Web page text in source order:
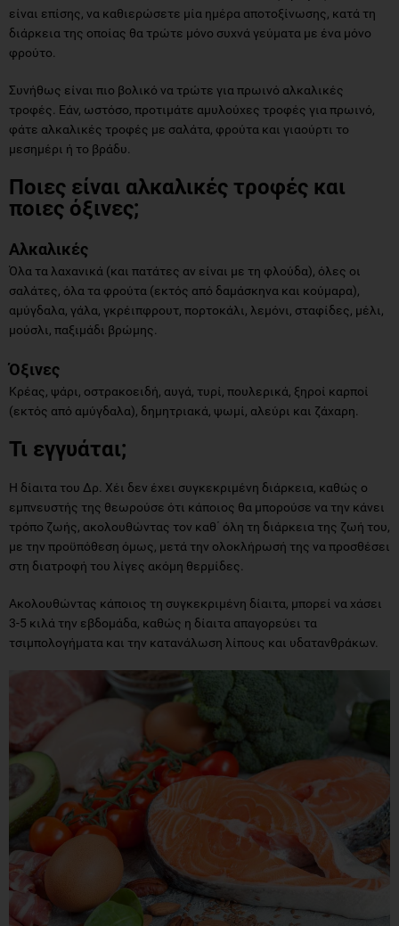
είναι επίσης, να καθιερώσετε μία ημέρα αποτοξίνωσης, κατά τη
διάρκεια της οποίας θα τρώτε μόνο συχνά γεύματα με ένα μόνο
φρούτο.
Συνήθως είναι πιο βολικό να τρώτε για πρωινό αλκαλικές
τροφές. Εάν, ωστόσο, προτιμάτε αμυλούχες τροφές για πρωινό,
φάτε αλκαλικές τροφές με σαλάτα, φρούτα και γιαούρτι το
μεσημέρι ή το βράδυ.
Ποιες είναι αλκαλικές τροφές και
ποιες όξινες;
Αλκαλικές
Όλα τα λαχανικά (και πατάτες αν είναι με τη φλούδα), όλες οι
σαλάτες, όλα τα φρούτα (εκτός από δαμάσκηνα και κούμαρα),
αμύγδαλα, γάλα, γκρέιπφρουτ, πορτοκάλι, λεμόνι, σταφίδες, μέλι,
μούσλι, παξιμάδι βρώμης.
Όξινες
Κρέας, ψάρι, οστρακοειδή, αυγά, τυρί, πουλερικά, ξηροί καρποί
(εκτός από αμύγδαλα), δημητριακά, ψωμί, αλεύρι και ζάχαρη.
Τι εγγυάται;
Η δίαιτα του Δρ. Χέι δεν έχει συγκεκριμένη διάρκεια, καθώς ο
εμπνευστής της θεωρούσε ότι κάποιος θα μπορούσε να την κάνει
τρόπο ζωής, ακολουθώντας τον καθ΄ όλη τη διάρκεια της ζωή του,
με την προϋπόθεση όμως, μετά την ολοκλήρωσή της να προσθέσει
στη διατροφή του λίγες ακόμη θερμίδες.
Ακολουθώντας κάποιος τη συγκεκριμένη δίαιτα, μπορεί να χάσει
3-5 κιλά την εβδομάδα, καθώς η δίαιτα απαγορεύει τα
τσιμπολογήματα και την κατανάλωση λίπους και υδατανθράκων.